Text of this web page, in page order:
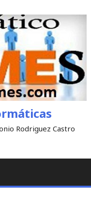
Rodriguez Castro